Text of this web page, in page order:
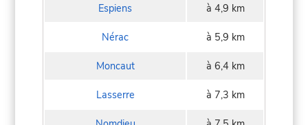
Espiens à 4,9 km
Nérac à 5,9 km
Moncaut à 6,4 km
Lasserre à 7,3 km